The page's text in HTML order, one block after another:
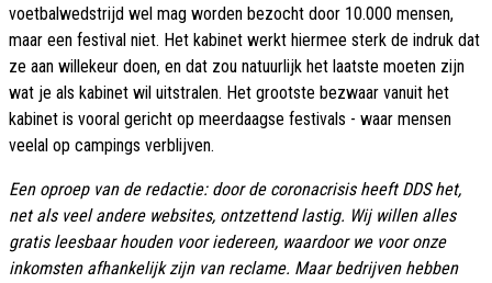
voetbalwedstrijd wel mag worden bezocht door 10.000 mensen,
maar een festival niet. Het kabinet werkt hiermee sterk de indruk dat
ze aan willekeur doen, en dat zou natuurlijk het laatste moeten zijn
wat je als kabinet wil uitstralen. Het grootste bezwaar vanuit het
kabinet is vooral gericht op meerdaagse festivals - waar mensen
veelal op campings verblijven.
Een oproep van de redactie: door de coronacrisis heeft DDS het,
net als veel andere websites, ontzettend lastig. Wij willen alles
gratis leesbaar houden voor iedereen, waardoor we voor onze
inkomsten afhankelijk zijn van reclame. Maar bedrijven hebben